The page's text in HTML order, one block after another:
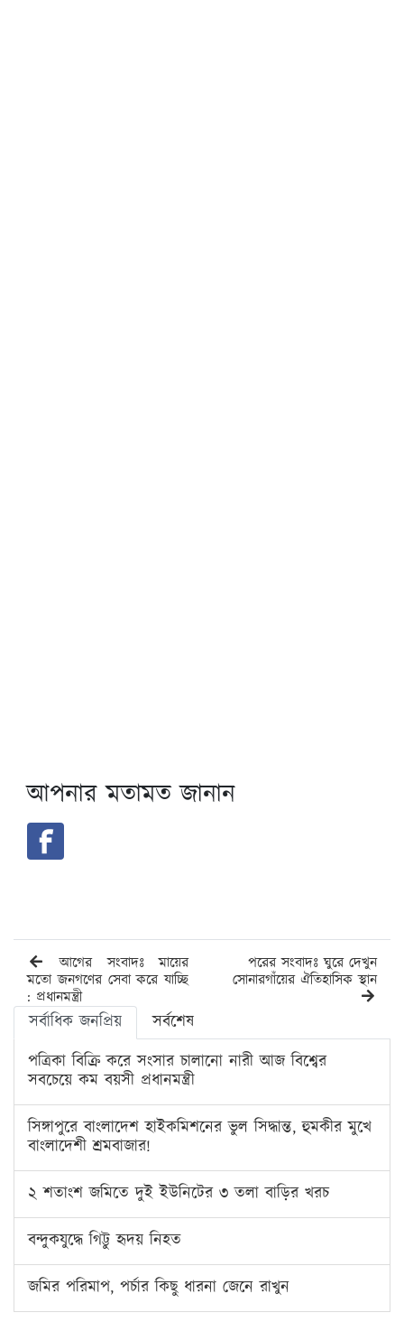
আপনার মতামত জানান
আগের সংবাদঃ মায়ের
মতো জনগণের সেবা করে যাচ্ছি
: প্রধানমন্ত্রী
পরের সংবাদঃ ঘুরে দেখুন
সোনারগাঁয়ের ঐতিহাসিক স্থান
সর্বাধিক জনপ্রিয়
সর্বশেষ
পত্রিকা বিক্রি করে সংসার চালানো নারী আজ বিশ্বের
সবচেয়ে কম বয়সী প্রধানমন্ত্রী
সিঙ্গাপুরে বাংলাদেশ হাইকমিশনের ভুল সিদ্ধান্ত, হুমকীর মুখে
বাংলাদেশী শ্রমবাজার!
২ শতাংশ জমিতে দুই ইউনিটের ৩ তলা বাড়ির খরচ
বন্দুকযুদ্ধে গিট্টু হৃদয় নিহত
জমির পরিমাপ, পর্চার কিছু ধারনা জেনে রাখুন